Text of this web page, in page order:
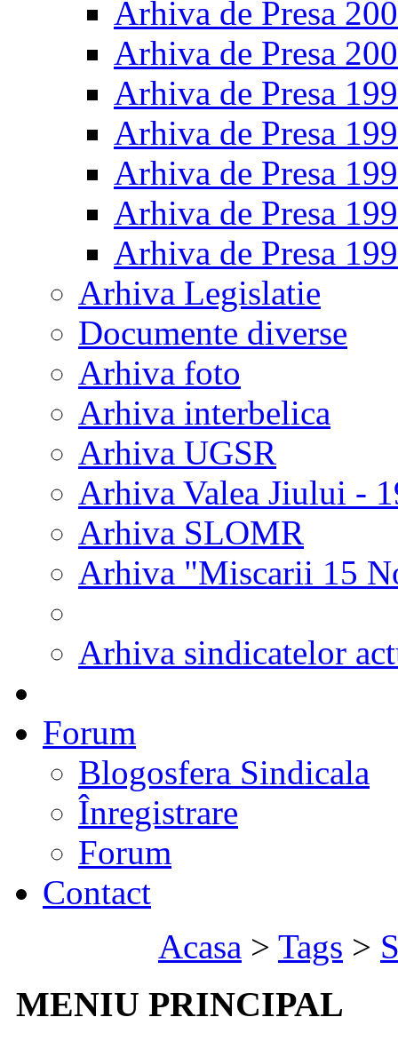
Arhiva de Presa
Arhiva de Presa
Arhiva de Presa
Arhiva de Presa
Arhiva de Presa
Arhiva de Presa
Arhiva de Presa
Arhiva Legislatie
Documente diverse
Arhiva foto
Arhiva interbelica
Arhiva UGSR
Arhiva Valea Jiului -
Arhiva SLOMR
Arhiva "Miscarii 15
Arhiva sindicatelor
Forum
Blogosfera Sindicala
Înregistrare
Forum
Contact
Acasa > Tags >
MENIU PRINCIPAL